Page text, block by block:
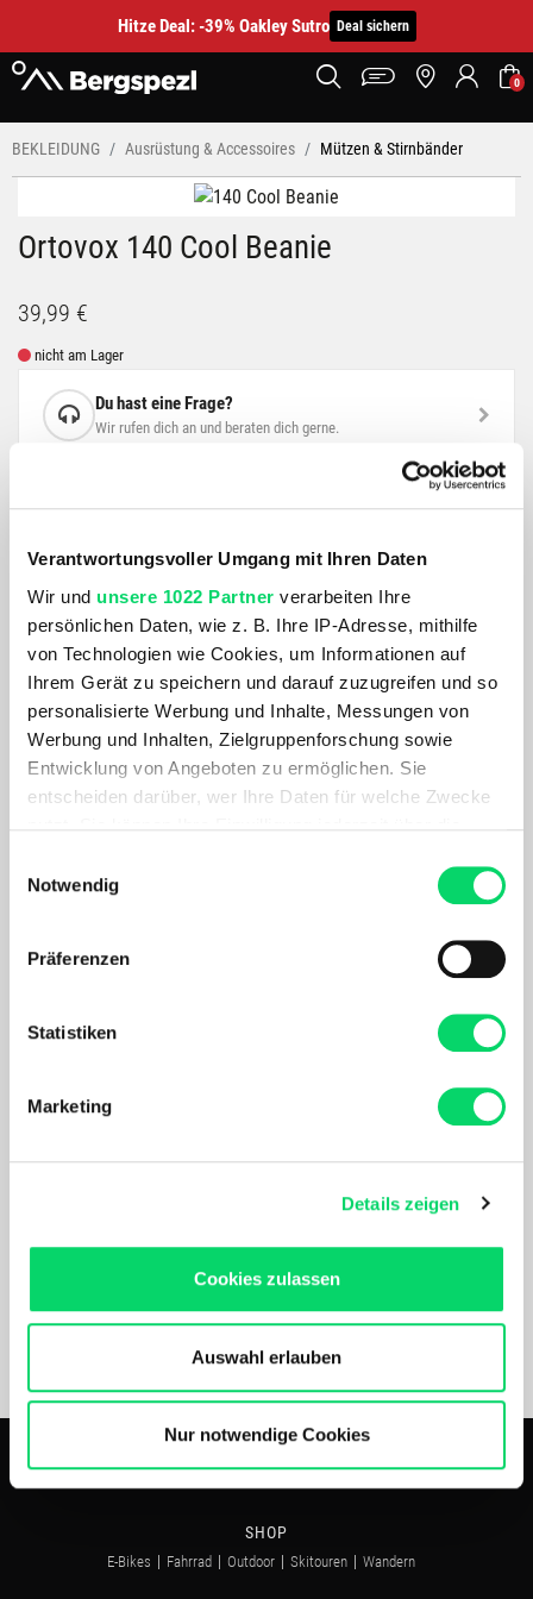
Verantwortungsvoller Umgang mit Ihren Daten
Wir und unsere 1022 Partner verarbeiten Ihre
persönlichen Daten, wie z. B. Ihre IP-Adresse, mithilfe
von Technologien wie Cookies, um Informationen auf
Ihrem Gerät zu speichern und darauf zuzugreifen und so
personalisierte Werbung und Inhalte, Messungen von
Werbung und Inhalten, Zielgruppenforschung sowie
Entwicklung von Angeboten zu ermöglichen. Sie
entscheiden darüber, wer Ihre Daten für welche Zwecke
Trigger Symbol ändern oder widerrufen
Informationen über Ihre geografische Lage
können
bestimmten Merkmalen (Fingerprinting) identifizieren
Erfahren Sie mehr darüber, wie Ihre persönlichen Daten
Produkten und Inhalten.
Unser Online Angebot sowie die Funktionalität und
Performance unserer Website wird kontinuierlich für Dich
Bergspezl verwendet Cookies, um Inhalte und Anzeigen
zu personalisieren, Funktionen für soziale Medien
anbieten zu können und die Zugriffe auf unsere Website
zu analysieren. Außerdem geben wir Informationen zu
Unsere Partner führen diese Informationen
Notwendig
Präferenzen
Statistiken
Marketing
Details zeigen
Cookies zulassen
Auswahl erlauben
Nur notwendige Cookies
Hitze Deal: -39% Oakley Sutro Deal sichern
0
BEKLEIDUNG Ausrüstung & Accessoires Mützen & Stirnbänder
Ortovox 140 Cool Beanie
39,99 €
nicht am Lager
Du hast eine Frage?
Wir rufen dich an und beraten dich gerne.
BESCHREIBUNG
alpinen Gelände anstrengend wird. Die in Europa
produzierte 140 COOL Linie kombiniert feine Merinowolle
mit der Cellulosefaser TENCEL™ Lyocell und überzeugt
durch seine temperatur- und feuchtigkeitsregulierenden
Eigenschaften. Die leichte Mütze trocknet schnell und ist
besonders angenehm zu tragen, bringt aber dennoch die
Zahlarten
*Die durchgestrichenen Preise entsprechen dem UVP des Herstellers.
SHOP
E-Bikes Fahrrad Outdoor Skitouren Wandern